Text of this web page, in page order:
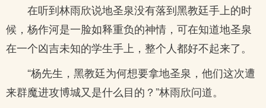
在听到林雨欣说地圣泉没有落到黑教廷手上的时
候，杨作河是一脸如释重负的神情，可在知道地圣泉
在一个凶吉未知的学生手上，整个人都好不起来了。
“杨先生，黑教廷为何想要拿地圣泉，他们这次遭
来群魔进攻博城又是什么目的？”林雨欣问道。